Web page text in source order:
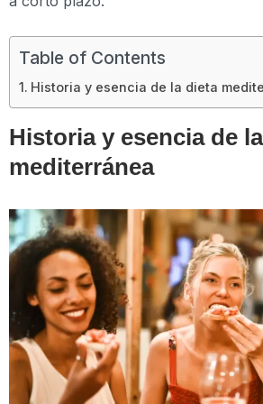
Table of Contents
Historia y esencia de la dieta
Historia y esencia de
mediterránea